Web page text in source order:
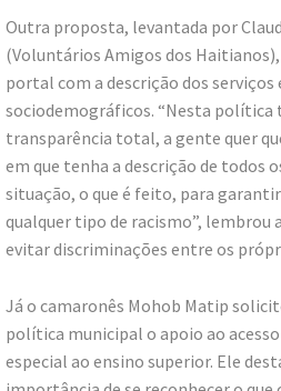
Outra proposta, levantada por
(Voluntários Amigos dos
portal com a descrição dos serviços
sociodemográficos. “Nesta política
transparência total, a gente quer
em que tenha a descrição de todos
situação, o que é feito, para
qualquer tipo de racismo”, lembrou
evitar discriminações entre os
Já o camaronês Mohob Matip
política municipal o apoio ao
especial ao ensino superior. Ele